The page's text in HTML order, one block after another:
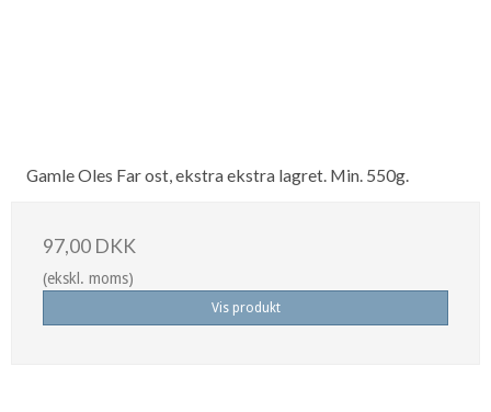
Gamle Oles Far ost, ekstra ekstra lagret. Min. 550g.
97,00 DKK
(ekskl. moms)
Vis produkt